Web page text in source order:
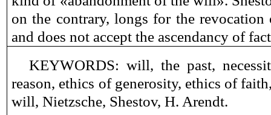
on the contrary, longs for the
and does not accept the ascendancy of
KEYWORDS: will, the past,
reason, ethics of generosity, ethics of
will, Nietzsche, Shestov, H. Arendt.